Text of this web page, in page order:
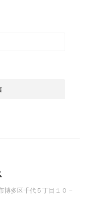
博多区千代５丁目１０－